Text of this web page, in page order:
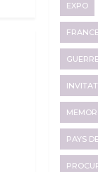
EXPO
FRANCE
PAYS